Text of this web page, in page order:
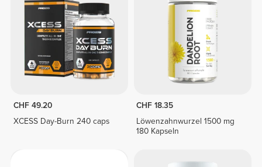
CHF 49.20
XCESS Day-Burn 240 caps
CHF 18.35
Löwenzahnwurzel 1500 mg
180 Kapseln